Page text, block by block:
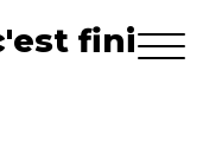
fini